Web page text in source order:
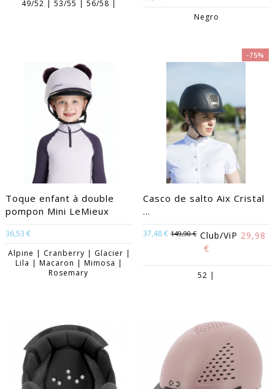
49/52 | 53/55 | 56/58 |
Negro
Toque enfant à double
pompon Mini LeMieux
36,53 €
Alpine | Cranberry | Glacier |
Lila | Macaron | Mimosa |
Rosemary
-75%
Casco de salto Aix Cristal
...
37,48 € 149,90 € Club/ViP 29,98
€
52 |